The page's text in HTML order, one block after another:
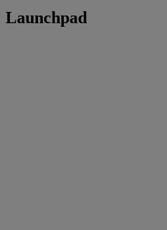
Launchpad